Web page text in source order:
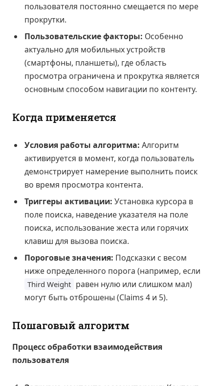
пользователя постоянно смещается по мере
прокрутки.
Пользовательские факторы: Особенно
актуально для мобильных устройств
(смартфоны, планшеты), где область
просмотра ограничена и прокрутка является
основным способом навигации по контенту.
Когда применяется
Условия работы алгоритма: Алгоритм
активируется в момент, когда пользователь
демонстрирует намерение выполнить поиск
во время просмотра контента.
Триггеры активации: Установка курсора в
поле поиска, наведение указателя на поле
поиска, использование жеста или горячих
клавиш для вызова поиска.
Пороговые значения: Подсказки с весом
ниже определенного порога (например, если
Third Weight равен нулю или слишком мал)
могут быть отброшены (Claims 4 и 5).
Пошаговый алгоритм
Процесс обработки взаимодействия
пользователя